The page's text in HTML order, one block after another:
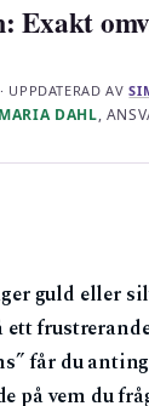
Exakt
· UPPDATERADAV
MARIA DAHL,
guld eller
ett
får du
på vem du